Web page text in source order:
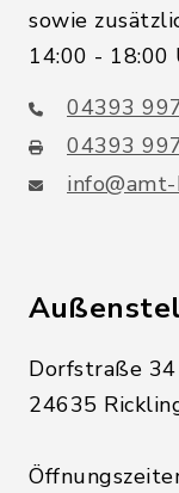
sowie
14:00 - 18:00
04393
04393
Dorfstraße 34
24635